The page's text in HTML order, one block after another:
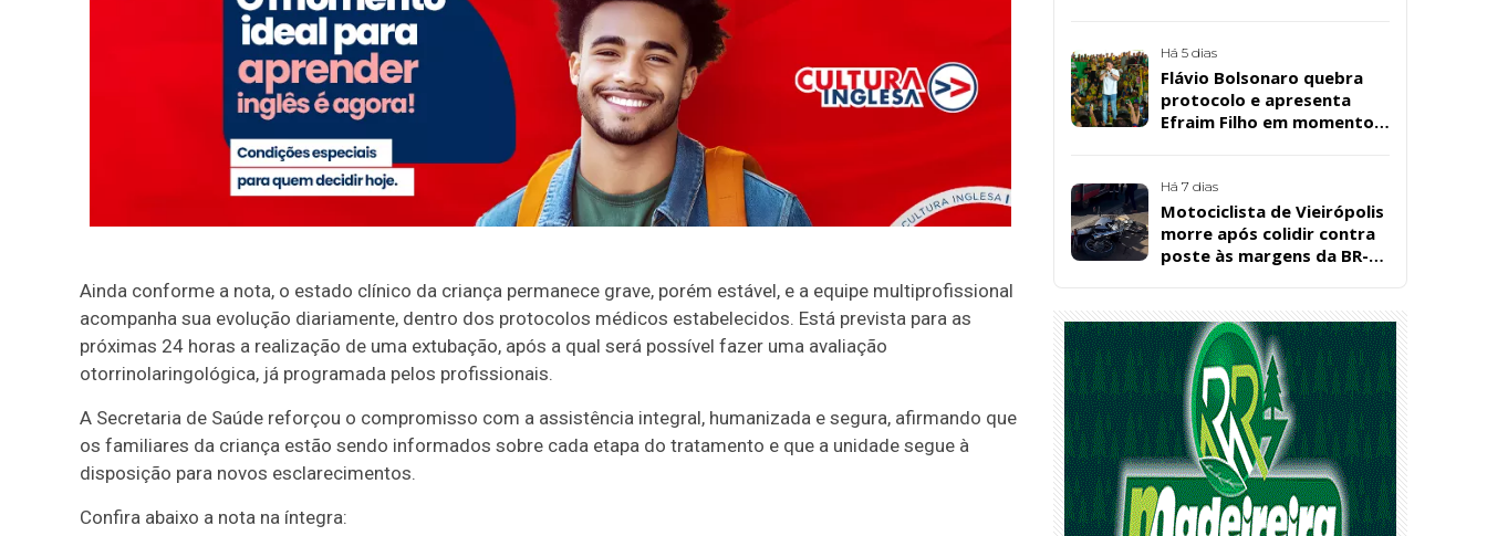
Ainda conforme a nota, o estado clínico da criança permanece grave, porém estável, e a equipe multiprofissional
acompanha sua evolução diariamente, dentro dos protocolos médicos estabelecidos. Está prevista para as
próximas 24 horas a realização de uma extubação, após a qual será possível fazer uma avaliação
otorrinolaringológica, já programada pelos profissionais.
A Secretaria de Saúde reforçou o compromisso com a assistência integral, humanizada e segura, afirmando que
os familiares da criança estão sendo informados sobre cada etapa do tratamento e que a unidade segue à
disposição para novos esclarecimentos.
Confira abaixo a nota na íntegra:
Santos, em Patos
Há 5 dias
Flávio Bolsonaro quebra
protocolo e apresenta
Efraim Filho em momento
Há 7 dias
Motociclista de Vieirópolis
morre após colidir contra
poste às margens da BR-